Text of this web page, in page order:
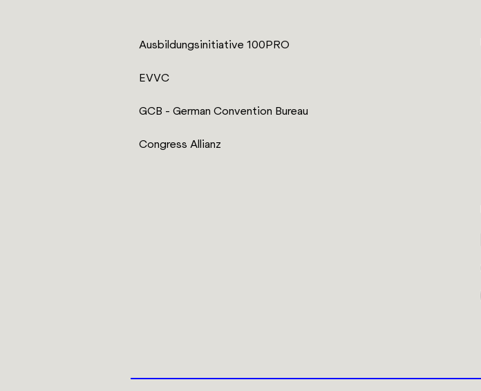
Ausbildungsinitiative 100PRO
EVVC
GCB - German Convention Bureau
Congress Allianz